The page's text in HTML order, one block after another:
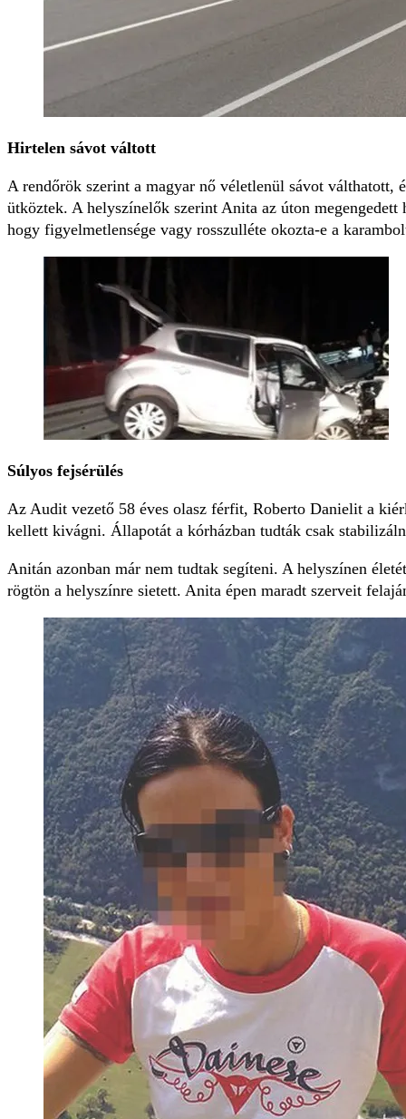
Hirtelen sávot váltott
A rendőrök szerint a magyar nő véletlenül sávot
ütköztek. A helyszínelők szerint Anita az úton
hogy figyelmetlensége vagy rosszulléte okozta-e a
Súlyos fejsérülés
Az Audit vezető 58 éves olasz férfit, Roberto Danielit a
kellett kivágni. Állapotát a kórházban tudták csak
Anitán azonban már nem tudtak segíteni. A helyszínen
rögtön a helyszínre sietett. Anita épen maradt szerveit